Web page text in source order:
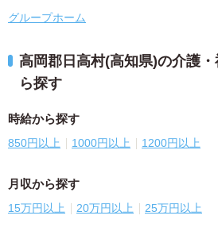
グループホーム
高岡郡日高村(高知県)の介護
ら探す
時給から探す
850円以上 1000円以上 1200円以上
月収から探す
15万円以上 20万円以上 25万円以上